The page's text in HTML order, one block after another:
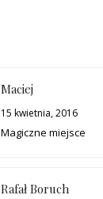
Maciej
15 kwietnia, 2016
Magiczne miejsce
Rafał Boruch